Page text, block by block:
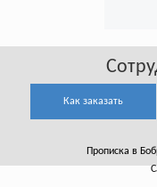
Как заказать
Прописка в